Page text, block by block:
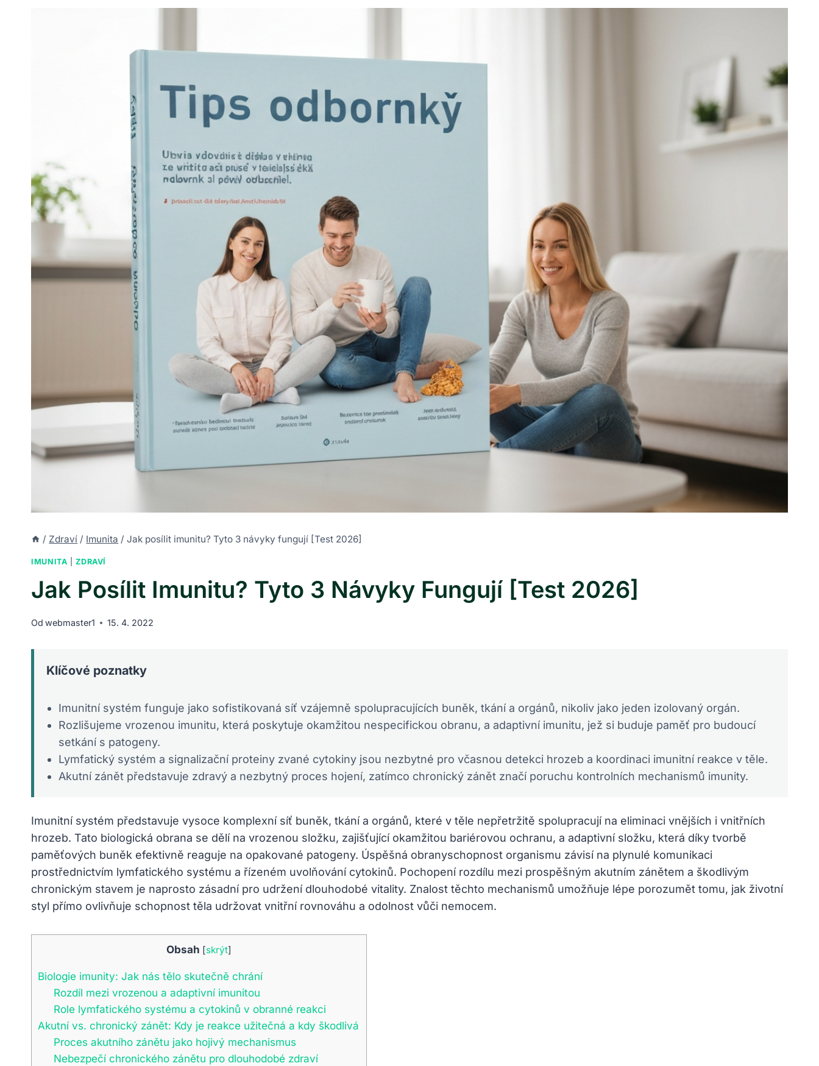
/ Zdraví / Imunita / Jak posílit imunitu? Tyto 3 návyky fungují [Test 2026]
IMUNITA |ZDRAVÍ
Jak Posílit Imunitu? Tyto 3 Návyky Fungují [Test 2026]
Od webmaster1 15. 4. 2022
Klíčové poznatky
Imunitní systém funguje jako sofistikovaná síť vzájemně spolupracujících buněk, tkání a orgánů, nikoliv jako jeden izolovaný orgán.
Rozlišujeme vrozenou imunitu, která poskytuje okamžitou nespecifickou obranu, a adaptivní imunitu, jež si buduje paměť pro budoucí
setkání s patogeny.
Lymfatický systém a signalizační proteiny zvané cytokiny jsou nezbytné pro včasnou detekci hrozeb a koordinaci imunitní reakce v těle.
Akutní zánět představuje zdravý a nezbytný proces hojení, zatímco chronický zánět značí poruchu kontrolních mechanismů imunity.
Imunitní systém představuje vysoce komplexní síť buněk, tkání a orgánů, které v těle nepřetržitě spolupracují na eliminaci vnějších i vnitřních
hrozeb. Tato biologická obrana se dělí na vrozenou složku, zajišťující okamžitou bariérovou ochranu, a adaptivní složku, která díky tvorbě
paměťových buněk efektivně reaguje na opakované patogeny. Úspěšná obranyschopnost organismu závisí na plynulé komunikaci
prostřednictvím lymfatického systému a řízeném uvolňování cytokinů. Pochopení rozdílu mezi prospěšným akutním zánětem a škodlivým
chronickým stavem je naprosto zásadní pro udržení dlouhodobé vitality. Znalost těchto mechanismů umožňuje lépe porozumět tomu, jak životní
styl přímo ovlivňuje schopnost těla udržovat vnitřní rovnováhu a odolnost vůči nemocem.
Obsah [skrýt]
Biologie imunity: Jak nás tělo skutečně chrání
Rozdíl mezi vrozenou a adaptivní imunitou
Role lymfatického systému a cytokinů v obranné reakci
Akutní vs. chronický zánět: Kdy je reakce užitečná a kdy škodlivá
Proces akutního zánětu jako hojivý mechanismus
Nebezpečí chronického zánětu pro dlouhodobé zdraví